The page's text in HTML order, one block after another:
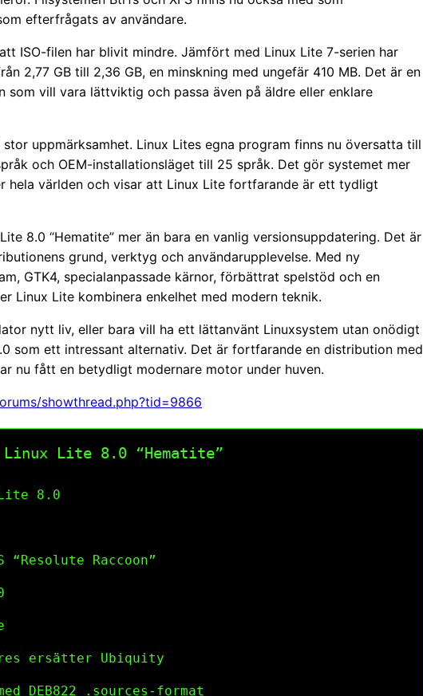
efterfrågats av användare.
ISO-filen har blivit mindre. Jämfört med Linux Lite 7-serien har
2,77 GB till 2,36 GB, en minskning med ungefär 410 MB. Det är en
vill vara lättviktig och passa även på äldre eller enklare
uppmärksamhet. Linux Lites egna program finns nu översatta till
och OEM-installationsläget till 25 språk. Det gör systemet mer
hela världen och visar att Linux Lite fortfarande är ett tydligt
8.0 “Hematite” mer än bara en vanlig versionsuppdatering. Det är
grund, verktyg och användarupplevelse. Med ny
GTK4, specialanpassade kärnor, förbättrat spelstöd och en
Linux Lite kombinera enkelhet med modern teknik.
nytt liv, eller bara vill ha ett lättanvänt Linuxsystem utan onödigt
som ett intressant alternativ. Det är fortfarande en distribution med
nu fått en betydligt modernare motor under huven.
showthread.php?tid=9866
Lite 8.0 “Hematite”
8.0
“Resolute Raccoon”
ersätter Ubiquity
DEB822 .sources-format